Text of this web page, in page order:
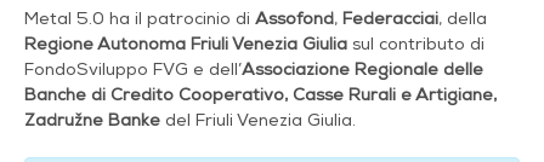
Metal 5.0 ha il patrocinio di Assofond, Federacciai, della
Regione Autonoma Friuli Venezia Giulia sul contributo di
FondoSviluppo FVG e dell’Associazione Regionale delle
Banche di Credito Cooperativo, Casse Rurali e Artigiane,
Zadružne Banke del Friuli Venezia Giulia.